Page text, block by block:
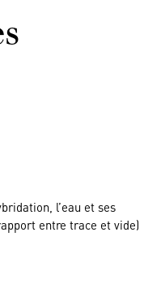
l’eau et ses
entre trace et vide)